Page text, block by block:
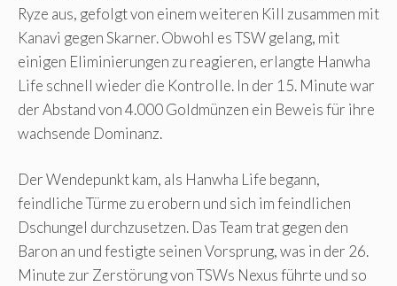
Ryze aus, gefolgt von einem weiteren Kill zusammen mit
Kanavi gegen Skarner. Obwohl es TSW gelang, mit
einigen Eliminierungen zu reagieren, erlangte Hanwha
Life schnell wieder die Kontrolle. In der 15. Minute war
der Abstand von 4.000 Goldmünzen ein Beweis für ihre
wachsende Dominanz.
Der Wendepunkt kam, als Hanwha Life begann,
feindliche Türme zu erobern und sich im feindlichen
Dschungel durchzusetzen. Das Team trat gegen den
Baron an und festigte seinen Vorsprung, was in der 26.
Minute zur Zerstörung von TSWs Nexus führte und so